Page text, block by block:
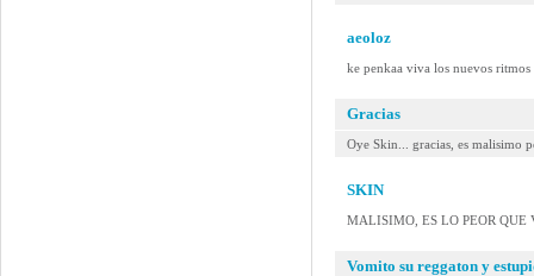
aeoloz
ke penkaa viva los nuevos
Gracias
Oye Skin... gracias, es malisimo
SKIN
MALISIMO, ES LO PEOR QUE
Vomito su reggaton y